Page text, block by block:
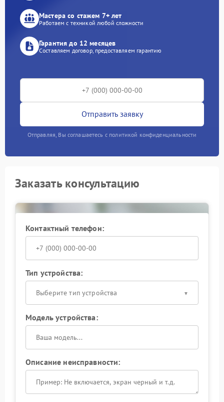
Мастера со стажем 7+ лет
Работаем с техникой любой сложности
Гарантия до 12 месяцев
Составляем договор, предоставляем гарантию
Отправить заявку
Отправляя, Вы соглашаетесь с политикой конфиденциальности
Заказать консультацию
Контактный телефон:
Тип устройства:
Выберите тип устройства
Модель устройства:
Описание неисправности: